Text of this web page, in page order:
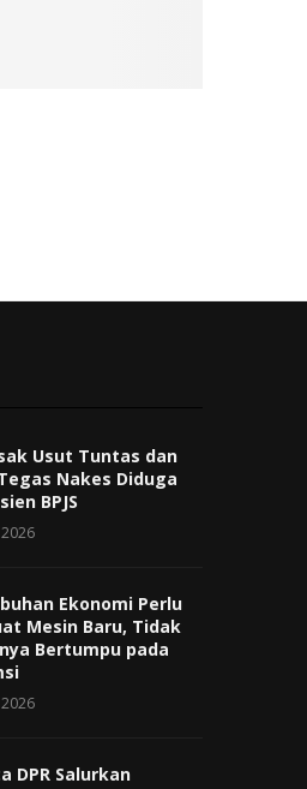
Usut Tuntas dan
Nakes Diduga
BPJS
Ekonomi Perlu
Mesin Baru, Tidak
Bertumpu pada
DPR Salurkan